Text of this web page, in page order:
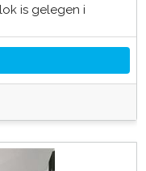
is gelegen i